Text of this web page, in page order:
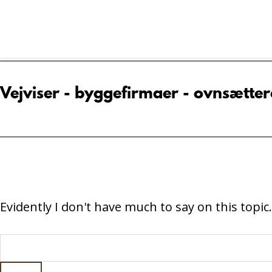
content
Vejviser - byggefirmaer -
Evidently I don't have much to say on this